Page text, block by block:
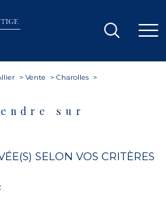
Vente
Charolles
sur
SELON VOS CRITÈRES